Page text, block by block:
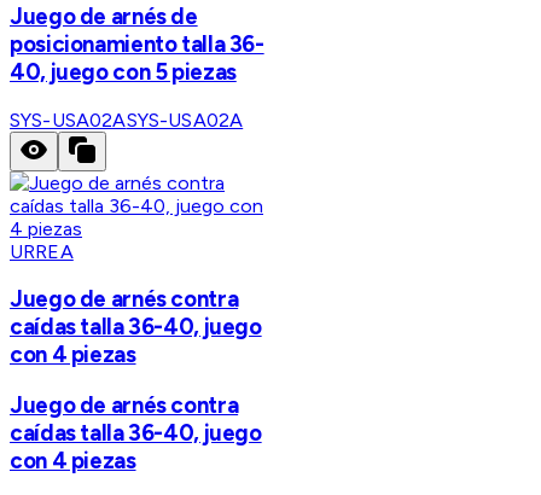
Juego de arnés de
posicionamiento talla 36-
40, juego con 5 piezas
SYS-USA02ASYS-USA02A
URREA
Juego de arnés contra
caídas talla 36-40, juego
con 4 piezas
Juego de arnés contra
caídas talla 36-40, juego
con 4 piezas